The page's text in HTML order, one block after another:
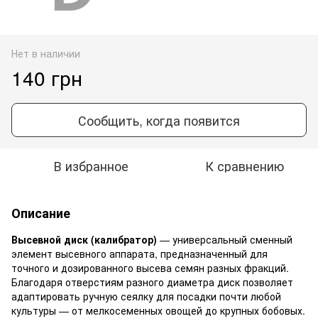
Нет в наличии
140 грн
Сообщить, когда появится
В избранное К сравнению
Описание
Высевной диск (калибратор) — универсальный сменный
элемент высевного аппарата, предназначенный для
точного и дозированного высева семян разных фракций.
Благодаря отверстиям разного диаметра диск позволяет
адаптировать ручную сеялку для посадки почти любой
культуры — от мелкосеменных овощей до крупных бобовых.